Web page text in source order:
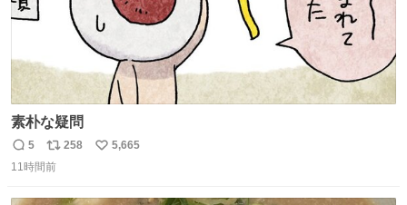
素朴な疑問
返
信
5
リ
ポ
258
い
5,665
11時間前